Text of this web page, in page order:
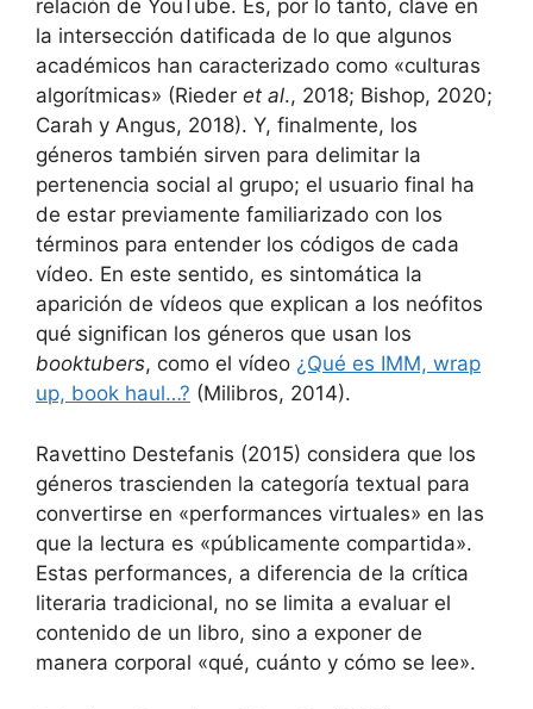
relación de YouTube. Es, por lo tanto, clave en
la intersección datificada de lo que algunos
académicos han caracterizado como «culturas
algorítmicas» (Rieder et al., 2018; Bishop, 2020;
Carah y Angus, 2018). Y, finalmente, los
géneros también sirven para delimitar la
pertenencia social al grupo; el usuario final ha
de estar previamente familiarizado con los
términos para entender los códigos de cada
vídeo. En este sentido, es sintomática la
aparición de vídeos que explican a los neófitos
qué significan los géneros que usan los
booktubers, como el vídeo ¿Qué es IMM, wrap
up, book haul…? (Milibros, 2014).
Ravettino Destefanis (2015) considera que los
géneros trascienden la categoría textual para
convertirse en «performances virtuales» en las
que la lectura es «públicamente compartida».
Estas performances, a diferencia de la crítica
literaria tradicional, no se limita a evaluar el
contenido de un libro, sino a exponer de
manera corporal «qué, cuánto y cómo se lee».